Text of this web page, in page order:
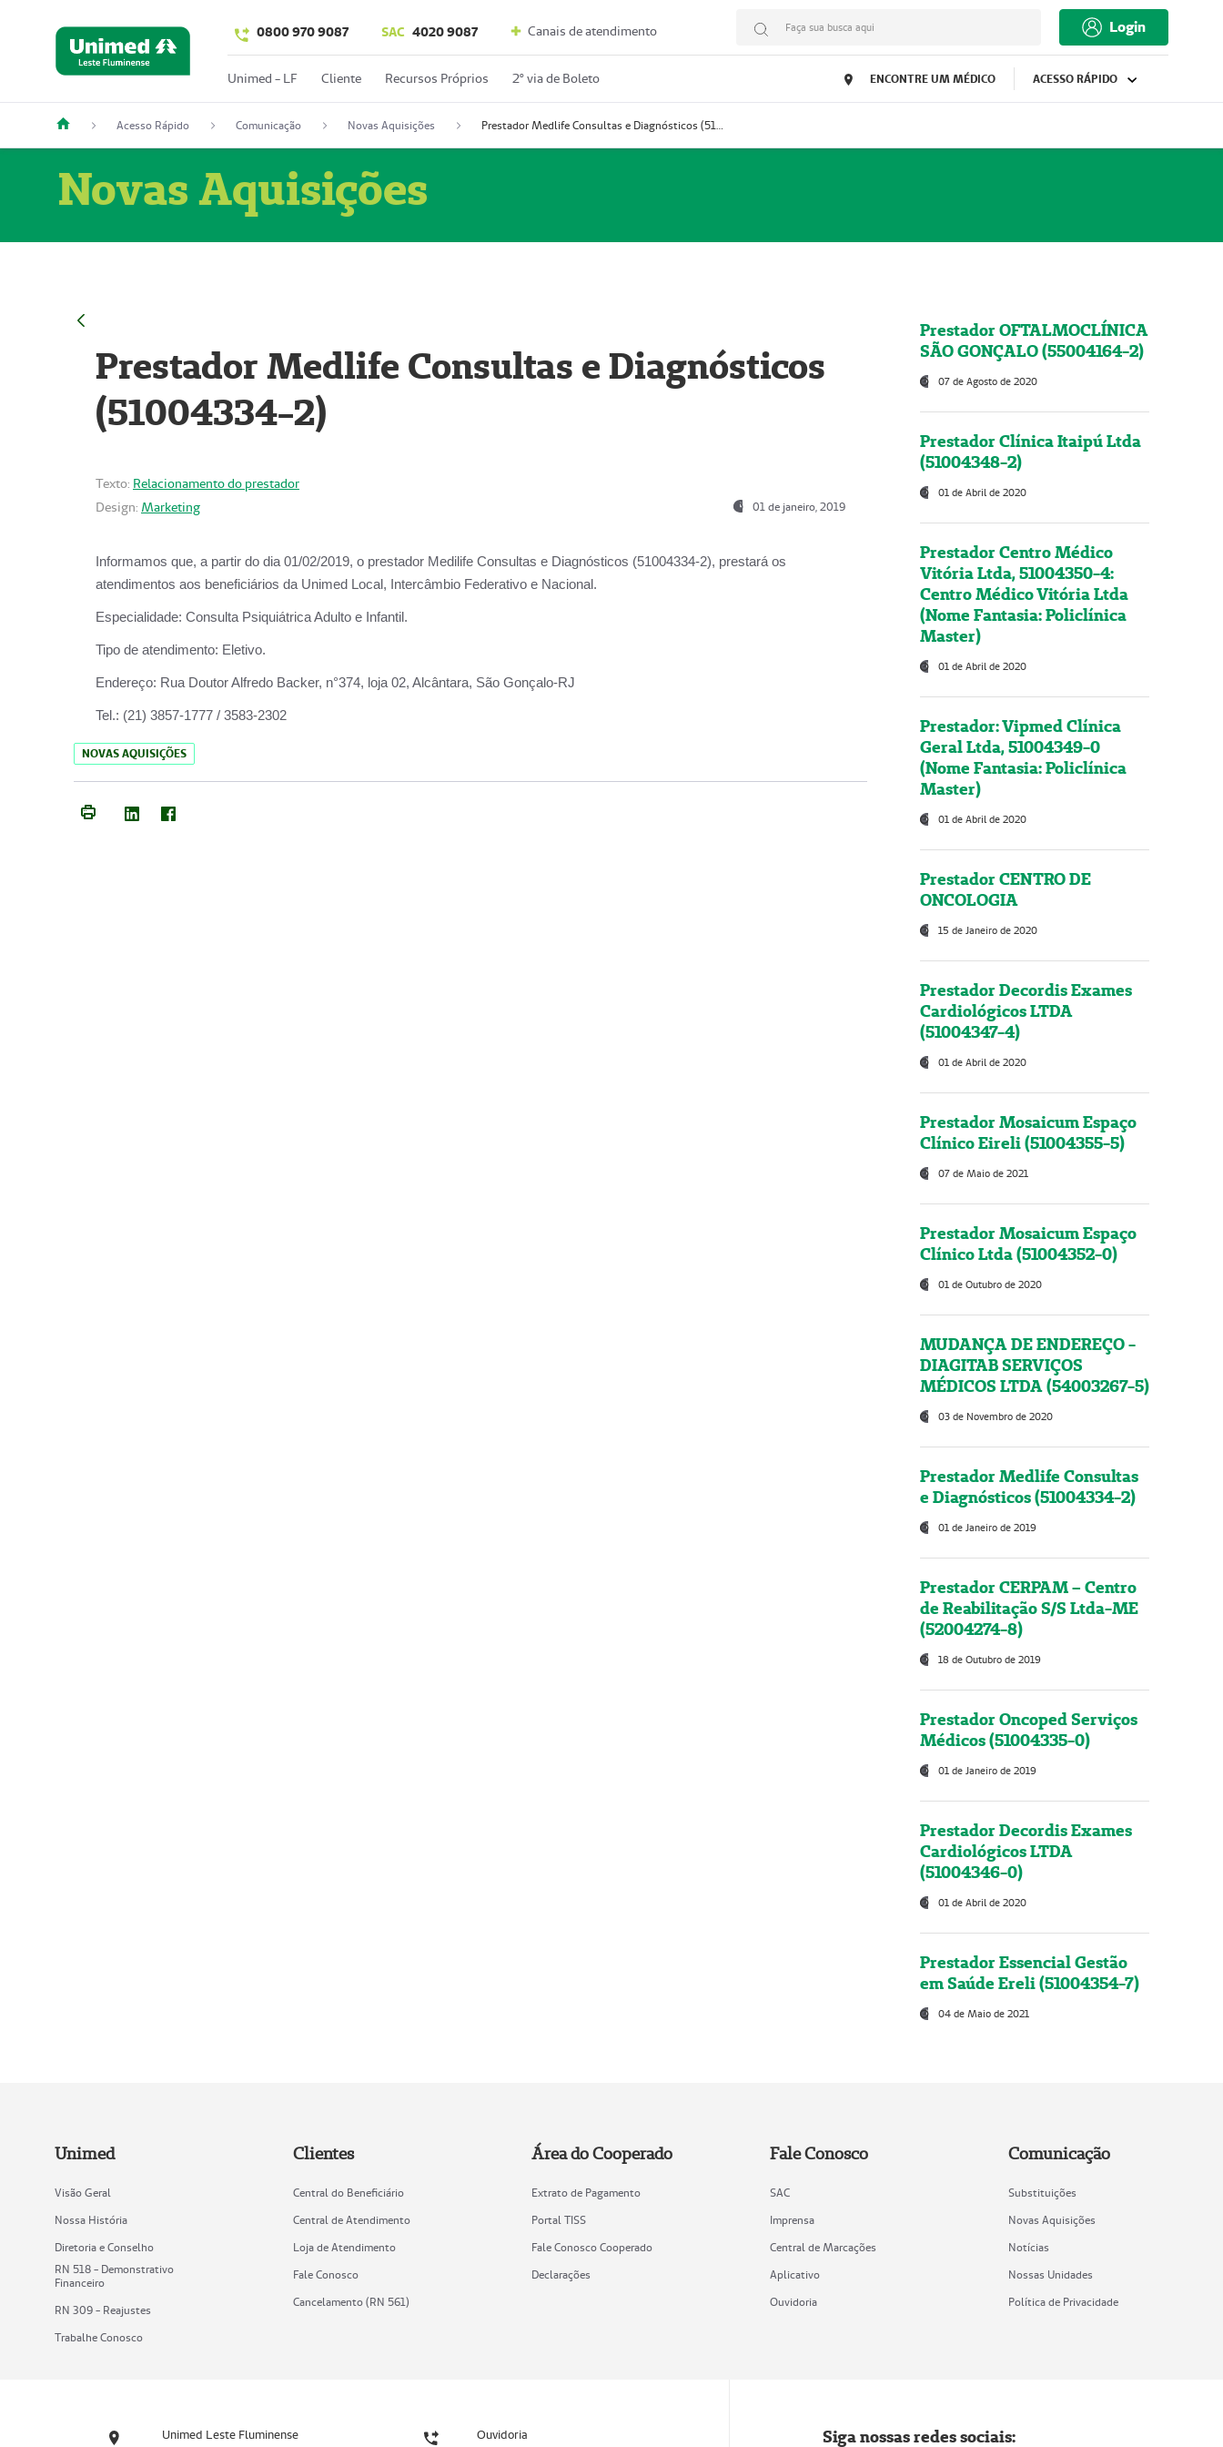
0800 970 9087 SAC 4020 9087 Canais de atendimento Faça sua busca aqui Login
Unimed - LF Cliente Recursos Próprios 2º via de Boleto ENCONTRE UM MÉDICO ACESSO RÁPIDO
Acesso Rápido Comunicação Novas Aquisições Prestador Medlife Consultas e Diagnósticos (51004334-2)
Novas Aquisições
Prestador Medlife Consultas e Diagnósticos
(51004334-2)
Texto: Relacionamento do prestador
Design: Marketing 01 de janeiro, 2019
Informamos que, a partir do dia 01/02/2019, o prestador Medilife Consultas e Diagnósticos (51004334-2), prestará os
atendimentos aos beneficiários da Unimed Local, Intercâmbio Federativo e Nacional.
Especialidade: Consulta Psiquiátrica Adulto e Infantil.
Tipo de atendimento: Eletivo.
Endereço: Rua Doutor Alfredo Backer, n°374, loja 02, Alcântara, São Gonçalo-RJ
Tel.: (21) 3857-1777 / 3583-2302
NOVAS AQUISIÇÕES
Prestador OFTALMOCLÍNICA
SÃO GONÇALO (55004164-2)
07 de Agosto de 2020
Prestador Clínica Itaipú Ltda
(51004348-2)
01 de Abril de 2020
Prestador Centro Médico
Vitória Ltda, 51004350-4:
Centro Médico Vitória Ltda
(Nome Fantasia: Policlínica
Master)
01 de Abril de 2020
Prestador: Vipmed Clínica
Geral Ltda, 51004349-0
(Nome Fantasia: Policlínica
Master)
01 de Abril de 2020
Prestador CENTRO DE
ONCOLOGIA
15 de Janeiro de 2020
Prestador Decordis Exames
Cardiológicos LTDA
(51004347-4)
01 de Abril de 2020
Prestador Mosaicum Espaço
Clínico Eireli (51004355-5)
07 de Maio de 2021
Prestador Mosaicum Espaço
Clínico Ltda (51004352-0)
01 de Outubro de 2020
MUDANÇA DE ENDEREÇO -
DIAGITAB SERVIÇOS
MÉDICOS LTDA (54003267-5)
03 de Novembro de 2020
Prestador Medlife Consultas
e Diagnósticos (51004334-2)
01 de Janeiro de 2019
Prestador CERPAM – Centro
de Reabilitação S/S Ltda-ME
(52004274-8)
18 de Outubro de 2019
Prestador Oncoped Serviços
Médicos (51004335-0)
01 de Janeiro de 2019
Prestador Decordis Exames
Cardiológicos LTDA
(51004346-0)
01 de Abril de 2020
Prestador Essencial Gestão
em Saúde Ereli (51004354-7)
04 de Maio de 2021
Unimed
Visão Geral
Nossa História
Diretoria e Conselho
RN 518 - Demonstrativo
Financeiro
RN 309 - Reajustes
Trabalhe Conosco
Clientes
Central do Beneficiário
Central de Atendimento
Loja de Atendimento
Fale Conosco
Cancelamento (RN 561)
Área do Cooperado
Extrato de Pagamento
Portal TISS
Fale Conosco Cooperado
Declarações
Fale Conosco
SAC
Imprensa
Central de Marcações
Aplicativo
Ouvidoria
Comunicação
Substituições
Novas Aquisições
Notícias
Nossas Unidades
Política de Privacidade
Unimed Leste Fluminense Ouvidoria Siga nossas redes sociais: